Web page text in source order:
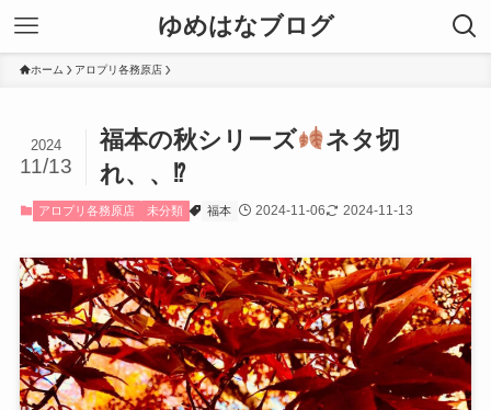
ゆめはなブログ
ホーム アロプリ各務原店
福本の秋シリーズ
ネタ切
れ、、⁉︎
2024
11/13
アロプリ各務原店 未分類 福本 2024-11-06 2024-11-13